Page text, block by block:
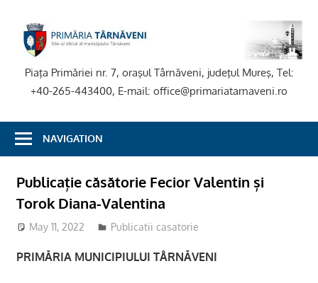
content
Piaţa Primăriei nr. 7, oraşul Târnăveni, judeţul Mureş, Tel:
+40-265-443400, E-mail: office@primariatarnaveni.ro
NAVIGATION
Publicație căsătorie Fecior Valentin și
Torok Diana-Valentina
May 11, 2022 stciv
Publicatii casatorie
PRIMĂRIA MUNICIPIULUI TÂRNĂVENI